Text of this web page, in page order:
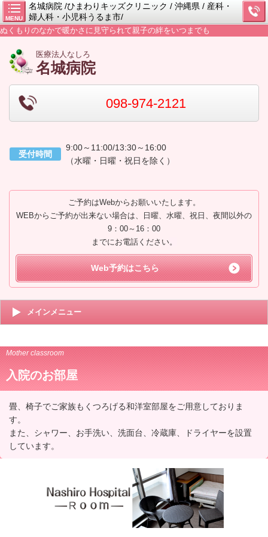
MENU
名城病院 /ひまわりキッズクリニック / 沖縄県 / 産科・
婦人科・小児科うるま市/
ぬくもりのなかで暖かさに見守られて親子の絆をいつまでも
医療法人なしろ
名城病院
098-974-2121
受付時間
9:00～11:00/13:30～16:00
（水曜・日曜・祝日を除く）
ご予約はWebからお願いいたします。
WEBからご予約が出来ない場合は、日曜、水曜、祝日、夜間以外の
9：00～16：00
までにお電話ください。
Web予約はこちら
メインメニュー
Mother classroom
入院のお部屋
畳、椅子でご家族もくつろげる和洋室部屋をご用意しておりま
す。
また、シャワー、お手洗い、洗面台、冷蔵庫、ドライヤーを設置
しています。